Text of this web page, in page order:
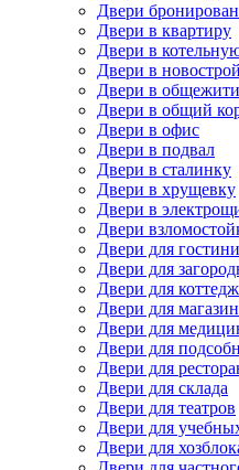
Двери
Двери в квартиру
Двери в
Двери в
Двери в
Двери в общий
Двери в офис
Двери в подвал
Двери в сталинку
Двери в хрущевку
Двери в
Двери
Двери для
Двери для
Двери для
Двери для
Двери для
Двери для
Двери для
Двери для склада
Двери для театров
Двери для
Двери для